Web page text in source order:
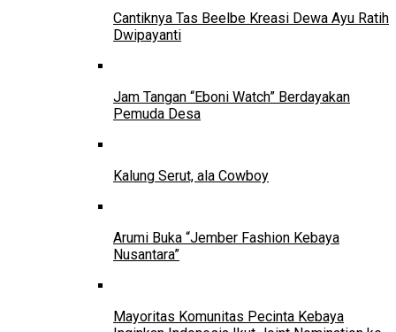
Cantiknya Tas Beelbe Kreasi Dewa Ayu Ratih
Dwipayanti
Jam Tangan “Eboni Watch” Berdayakan
Pemuda Desa
Kalung Serut, ala Cowboy
Arumi Buka “Jember Fashion Kebaya
Nusantara”
Mayoritas Komunitas Pecinta Kebaya